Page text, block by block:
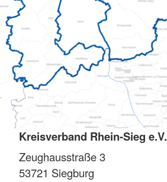
Kreisverband Rhein-Sieg e.V.
Zeughausstraße 3
53721 Siegburg